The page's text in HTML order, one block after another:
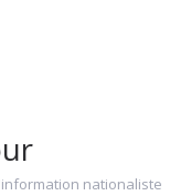
nationaliste